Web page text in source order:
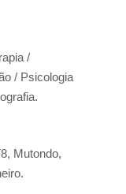
/
/ Psicologia
Mutondo,